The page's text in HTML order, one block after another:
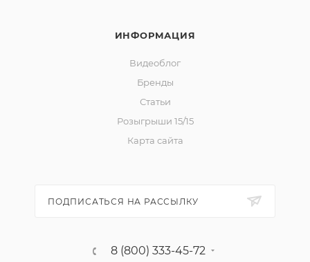
ИНФОРМАЦИЯ
Видеоблог
Бренды
Статьи
Розыгрыши 15/15
Карта сайта
ПОДПИСАТЬСЯ НА РАССЫЛКУ
8 (800) 333-45-72